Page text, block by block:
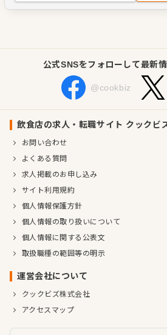
公式SNSをフォローして最新
@cookbiz
飲食店の求人・転職サイト クックビ
お問い合わせ
よくある質問
求人掲載のお申し込み
サイト利用規約
個人情報保護方針
個人情報の取り扱いについて
個人情報に関する公表文
取扱職種の範囲等の明示
運営会社について
クックビズ株式会社
アクセスマップ